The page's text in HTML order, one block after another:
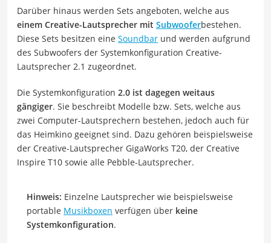
Darüber hinaus werden Sets angeboten, welche aus
einem Creative-Lautsprecher mit Subwooferbestehen.
Diese Sets besitzen eine Soundbar und werden aufgrund
des Subwoofers der Systemkonfiguration Creative-
Lautsprecher 2.1 zugeordnet.
Die Systemkonfiguration 2.0 ist dagegen weitaus
gängiger. Sie beschreibt Modelle bzw. Sets, welche aus
zwei Computer-Lautsprechern bestehen, jedoch auch für
das Heimkino geeignet sind. Dazu gehören beispielsweise
der Creative-Lautsprecher GigaWorks T20, der Creative
Inspire T10 sowie alle Pebble-Lautsprecher.
Hinweis: Einzelne Lautsprecher wie beispielsweise
portable Musikboxen verfügen über keine
Systemkonfiguration.